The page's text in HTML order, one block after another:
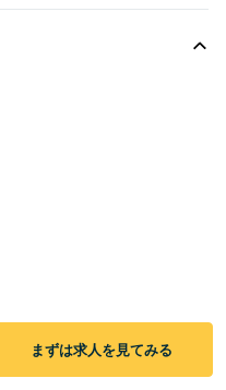
まずは求人を見てみる